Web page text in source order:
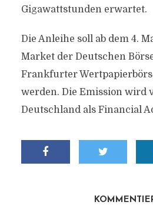
Gigawattstunden erwartet.
Die Anleihe soll ab dem 4.
Market der Deutschen
Frankfurter
werden. Die Emission wird
Deutschland als Financial